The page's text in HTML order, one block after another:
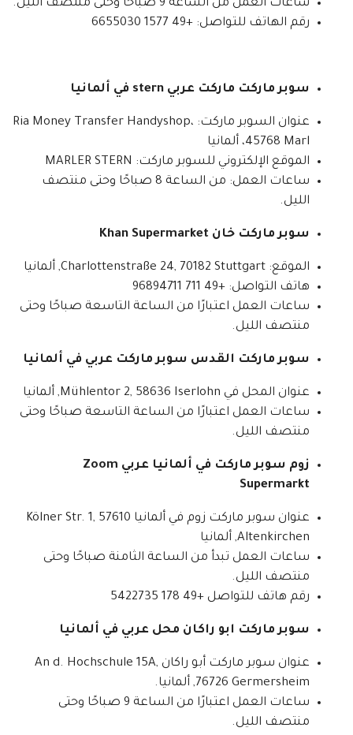
ساعات العمل من الساعة 9 صباحًا وحتى منتصف الليل.
رقم الهاتف للتواصل: +49 1577 6655030
سوبر ماركت ماركت عربي stern في ألمانيا
عنوان السوبر ماركت: Ria Money Transfer Handyshop،
45768 Marl، ألمانيا
الموقع الإلكتروني للسوبر ماركت: MARLER STERN
ساعات العمل: من الساعة 8 صباحًا وحتى منتصف
الليل.
سوبر ماركت خان Khan Supermarket
الموقع: Charlottenstraße 24, 70182 Stuttgart, ألمانيا
هاتف التواصل: +49 711 96894711
ساعات العمل اعتبارًا من الساعة التاسعة صباحًا وحتى
منتصف الليل.
سوبر ماركت القدس سوبر ماركت عربي في ألمانيا
عنوان المحل في Mühlentor 2, 58636 Iserlohn, ألمانيا
ساعات العمل اعتبارًا من الساعة التاسعة صباحًا وحتى
منتصف الليل.
زوم سوبر ماركت في ألمانيا عربي Zoom
Supermarkt
عنوان سوبر ماركت زوم في ألمانيا Kölner Str. 1, 57610
Altenkirchen, ألمانيا
ساعات العمل تبدأ من الساعة الثامنة صباحًا وحتى
منتصف الليل.
رقم هاتف للتواصل +49 178 5422735
سوبر ماركت ابو راكان محل عربي في ألمانيا
عنوان سوبر ماركت أبو راكان An d. Hochschule 15A,
76726 Germersheim, ألمانيا.
ساعات العمل اعتبارًا من الساعة 9 صباحًا وحتى
منتصف الليل.